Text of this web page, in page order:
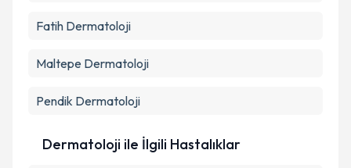
Fatih Dermatoloji
Maltepe Dermatoloji
Pendik Dermatoloji
Dermatoloji ile İlgili Hastalıklar